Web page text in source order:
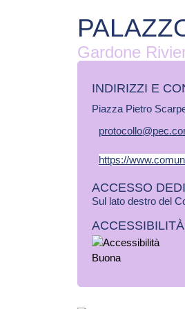
Gardone
INDIRIZZI E
Piazza Pietro
https://
ACCESSO
Sul lato destro del
ACCESSIBILITÀ